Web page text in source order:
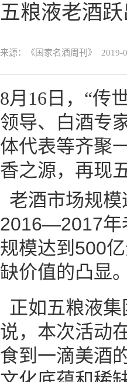
五粮液老酒
来源：《国家名酒周刊》 2019-
8月16日，“传
领导、白酒专
体代表等齐聚
香之源，再现
老酒市场规
2016—2017年
规模达到500
缺价值的凸显。
正如五粮液
说，本次活动
食到一滴美酒